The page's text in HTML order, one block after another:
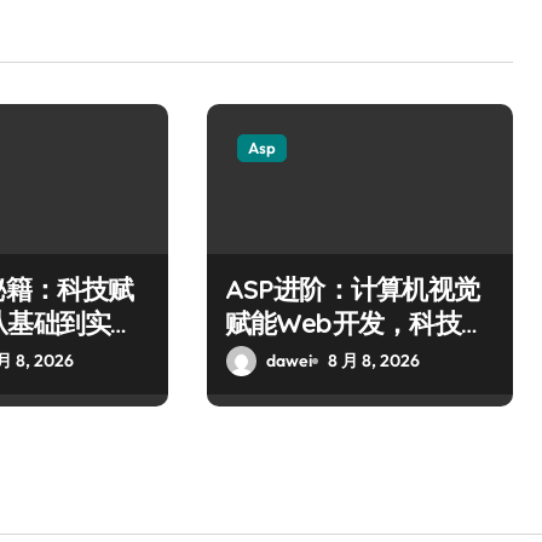
：科技赋
础到实战
8, 2026
Asp
ASP进阶：计算机视觉
赋能Web开发，科技筑
牢数据安全防线
dawei 8 月 8, 2026